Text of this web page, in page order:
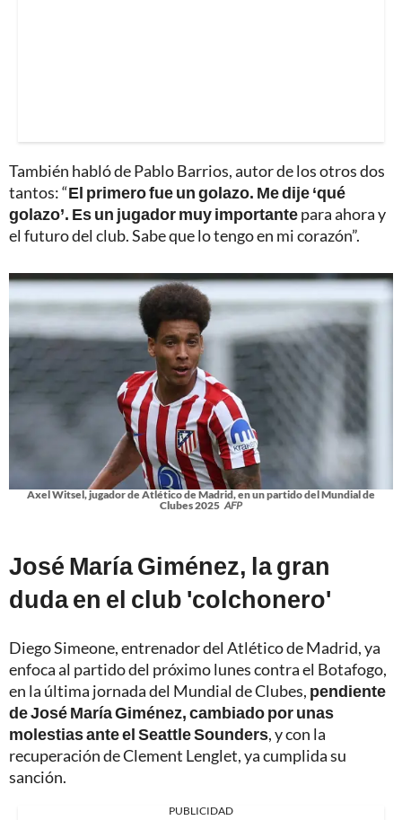
También habló de Pablo Barrios, autor de los otros dos
tantos: “El primero fue un golazo. Me dije ‘qué
golazo’. Es un jugador muy importantepara ahora y
el futuro del club. Sabe que lo tengo en mi corazón”.
Axel Witsel, jugador de Atlético de Madrid, en un partido del Mundial de
Clubes 2025 AFP
José María Giménez, la gran
duda en el club 'colchonero'
Diego Simeone, entrenador del Atlético de Madrid, ya
enfoca al partido del próximo lunes contra el Botafogo,
en la última jornada del Mundial de Clubes, pendiente
de José María Giménez, cambiado por unas
molestias ante el Seattle Sounders, y con la
recuperación de Clement Lenglet, ya cumplida su
sanción.
PUBLICIDAD